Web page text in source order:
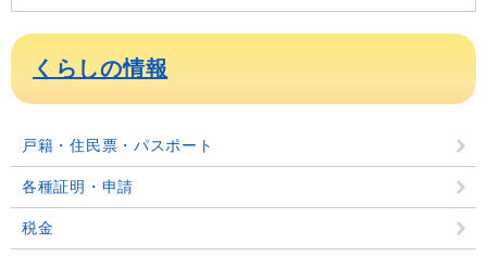
くらしの情報
戸籍・住民票・パスポート
各種証明・申請
税金